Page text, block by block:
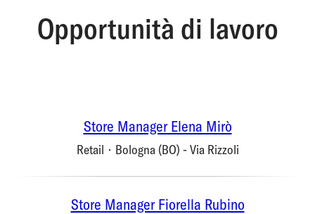
Opportunità di lavoro
Store Manager Elena Mirò
Retail · Bologna (BO) - Via Rizzoli
Store Manager Fiorella Rubino